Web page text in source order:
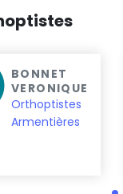
BONNET
VERONIQUE
Orthoptistes
Armentières